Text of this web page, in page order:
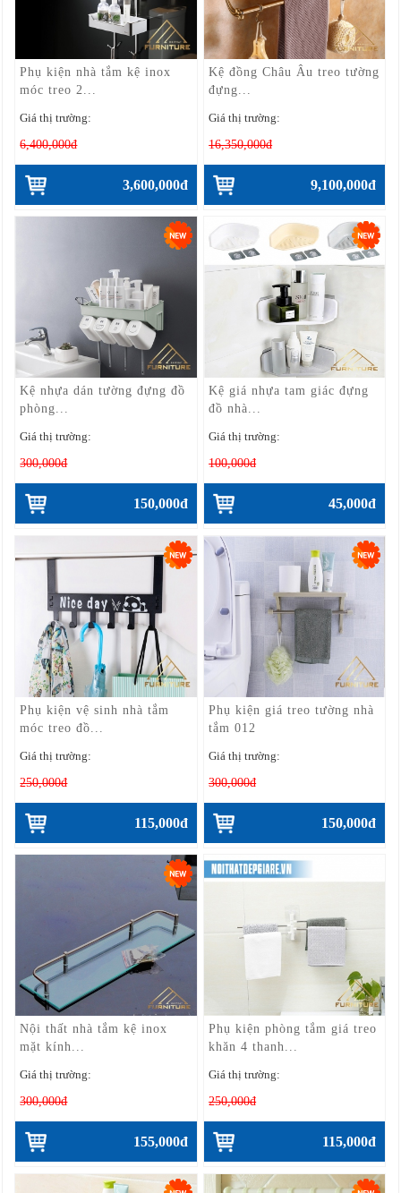
Phụ kiện nhà tắm kệ inox
móc treo 2...
Giá thị trường:
6,400,000đ
3,600,000đ
Kệ đồng Châu Âu treo tường
đựng...
Giá thị trường:
16,350,000đ
9,100,000đ
Kệ nhựa dán tường đựng đồ
phòng...
Giá thị trường:
300,000đ
150,000đ
Kệ giá nhựa tam giác đựng
đồ nhà...
Giá thị trường:
100,000đ
45,000đ
Phụ kiện vệ sinh nhà tắm
móc treo đồ...
Giá thị trường:
250,000đ
115,000đ
Phụ kiện giá treo tường nhà
tắm 012
Giá thị trường:
300,000đ
150,000đ
Nội thất nhà tắm kệ inox
mặt kính...
Giá thị trường:
300,000đ
155,000đ
Phụ kiện phòng tắm giá treo
khăn 4 thanh...
Giá thị trường:
250,000đ
115,000đ